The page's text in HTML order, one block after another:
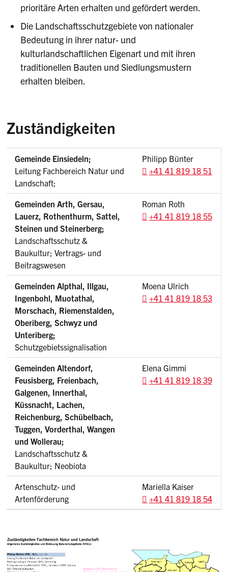
prioritäre Arten erhalten und gefördert werden.
Die Landschaftsschutzgebiete von nationaler
Bedeutung in ihrer natur- und
kulturlandschaftlichen Eigenart und mit ihren
traditionellen Bauten und Siedlungsmustern
erhalten bleiben.
Zuständigkeiten
Gemeinde Einsiedeln;
Leitung Fachbereich Natur und
Landschaft;
Philipp Bünter
+41 41 819 18 51
Gemeinden Arth, Gersau,
Lauerz, Rothenthurm, Sattel,
Steinen und Steinerberg;
Landschaftsschutz &
Baukultur; Vertrags- und
Beitragswesen
Roman Roth
+41 41 819 18 55
Gemeinden Alpthal, Illgau,
Ingenbohl, Muotathal,
Morschach, Riemenstalden,
Oberiberg, Schwyz und
Unteriberg;
Schutzgebietssignalisation
Moena Ulrich
+41 41 819 18 53
Gemeinden Altendorf,
Feusisberg, Freienbach,
Galgenen, Innerthal,
Küssnacht, Lachen,
Reichenburg, Schübelbach,
Tuggen, Vorderthal, Wangen
und Wollerau;
Landschaftsschutz &
Baukultur; Neobiota
Elena Gimmi
+41 41 819 18 39
Artenschutz- und
Artenförderung
Mariella Kaiser
+41 41 819 18 54